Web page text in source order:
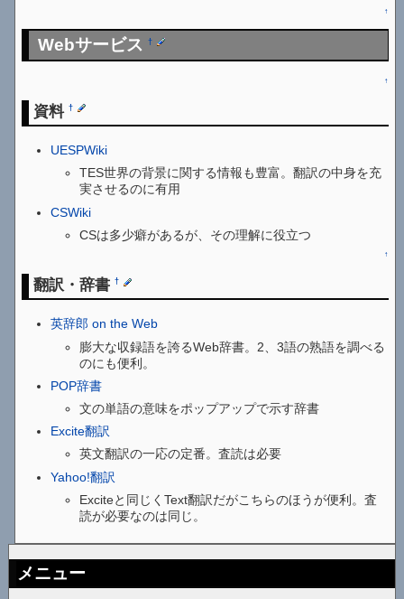
↑
Webサービス†
↑
資料†
UESPWiki
TES世界の背景に関する情報も豊富。翻訳の中身を充
実させるのに有用
CSWiki
CSは多少癖があるが、その理解に役立つ
↑
翻訳・辞書†
英辞郎 on the Web
膨大な収録語を誇るWeb辞書。2、3語の熟語を調べる
のにも便利。
POP辞書
文の単語の意味をポップアップで示す辞書
Excite翻訳
英文翻訳の一応の定番。査読は必要
Yahoo!翻訳
Exciteと同じくText翻訳だがこちらのほうが便利。査
読が必要なのは同じ。
メニュー